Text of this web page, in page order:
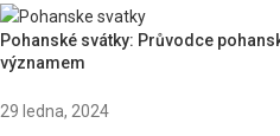
Pohanské svátky: Průvodce
významem
29 ledna, 2024